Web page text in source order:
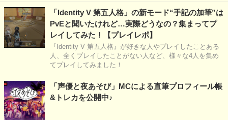
「Identity V 第五人格」の新モード“手記の加筆”は
PvEと聞いたけれど…実際どうなの？集まってプ
レイしてみた！【プレイレポ】
『Identity V 第五人格』が好きな人やプレイしたことある
人、全くプレイしたことがない人など、様々な4人を集め
てプレイしてみました！
「声優と夜あそび」MCによる直筆プロフィール帳
&トレカを公開中♪